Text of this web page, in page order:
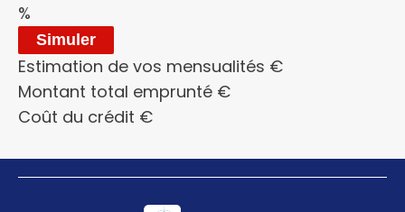
%
Simuler
Estimation de vos mensualités €
Montant total emprunté €
Coût du crédit €